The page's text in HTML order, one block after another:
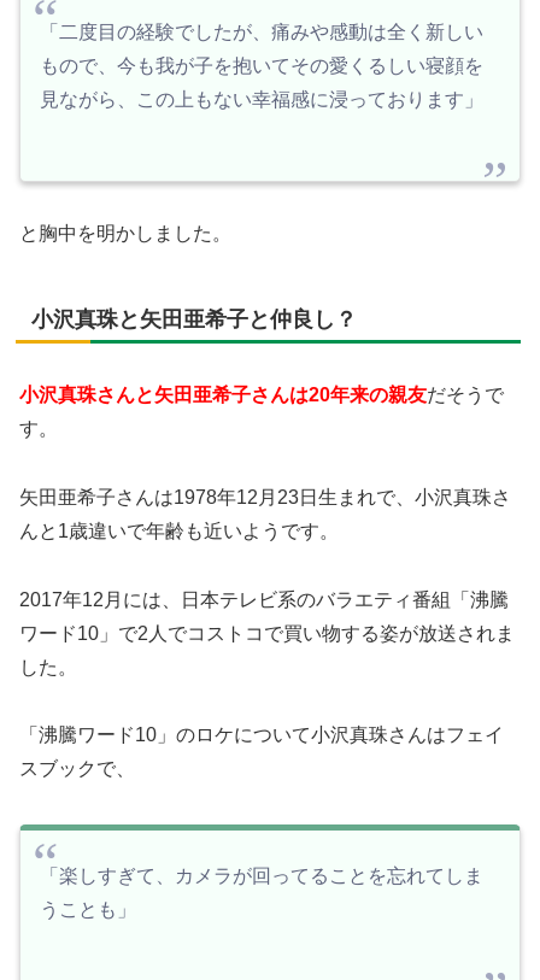
「二度目の経験でしたが、痛みや感動は全く新しい
もので、今も我が子を抱いてその愛くるしい寝顔を
見ながら、この上もない幸福感に浸っております」
と胸中を明かしました。
小沢真珠と矢田亜希子と仲良し？
小沢真珠さんと矢田亜希子さんは20年来の親友だそうで
す。
矢田亜希子さんは1978年12月23日生まれで、小沢真珠さ
んと1歳違いで年齢も近いようです。
2017年12月には、日本テレビ系のバラエティ番組「沸騰
ワード10」で2人でコストコで買い物する姿が放送されま
した。
「沸騰ワード10」のロケについて小沢真珠さんはフェイ
スブックで、
「楽しすぎて、カメラが回ってることを忘れてしま
うことも」